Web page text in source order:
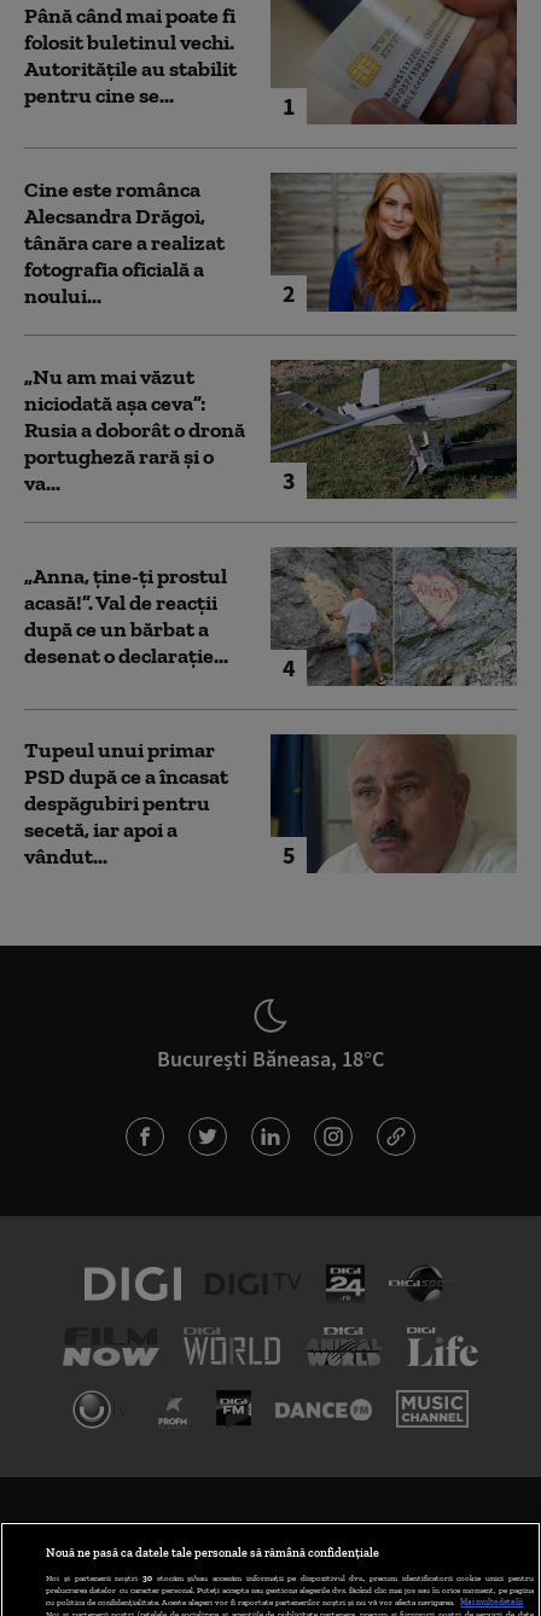
1
Până când mai poate fi
folosit buletinul vechi.
Autoritățile au stabilit
pentru cine se...
2
Cine este românca
Alecsandra Drăgoi,
tânăra care a realizat
fotografia oficială a
noului...
3
„Nu am mai văzut
niciodată așa ceva”:
Rusia a doborât o dronă
portugheză rară și o
va...
4
„Anna, ţine-ţi prostul
acasă!”. Val de reacții
după ce un bărbat a
desenat o declarație...
5
Tupeul unui primar
PSD după ce a încasat
despăgubiri pentru
secetă, iar apoi a
vândut...
București Băneasa, 18°C
ABONARE DIGI TV
Nouă ne pasă ca datele tale personale să rămână confidențiale
Noi și partenerii noștri 30stocăm și/sau accesăm informații pe dispozitivul dvs., precum identificatorii cookie unici pentru
prelucrarea datelor cu caracter personal. Puteți accepta sau gestiona alegerile dvs. făcând clic mai jos sau în orice moment, pe pagina
cu politica de confidențialitate. Aceste alegeri vor fi raportate partenerilor noștri și nu vă vor afecta navigarea.
Mai multe detalii